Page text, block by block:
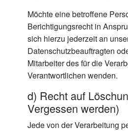
Möchte eine betroffene
Berichtigungsrecht in
sich hierzu jederzeit an
Datenschutzbeauftragten
Mitarbeiter des für die
Verantwortlichen wenden.
d) Recht auf
Vergessen werden)
Jede von der Verarbeitung